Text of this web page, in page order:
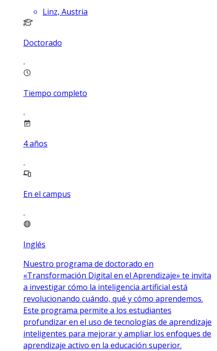
Linz, Austria
Doctorado
Tiempo completo
4años
En el campus
Inglés
Nuestro programa de doctorado en
«Transformación Digital en el Aprendizaje» te invita
a investigar cómo la inteligencia artificial está
revolucionando cuándo, qué y cómo aprendemos.
Este programa permite a los estudiantes
profundizar en el uso de tecnologías de aprendizaje
inteligentes para mejorar y ampliar los enfoques de
aprendizaje activo en la educación superior.